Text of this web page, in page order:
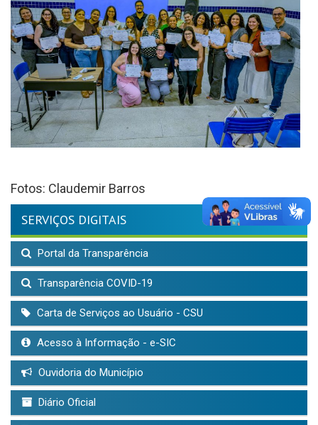
Fotos: Claudemir Barros
SERVIÇOS DIGITAIS
Portal da Transparência
Transparência COVID-19
Carta de Serviços ao Usuário - CSU
Acesso à Informação - e-SIC
Ouvidoria do Município
Diário Oficial